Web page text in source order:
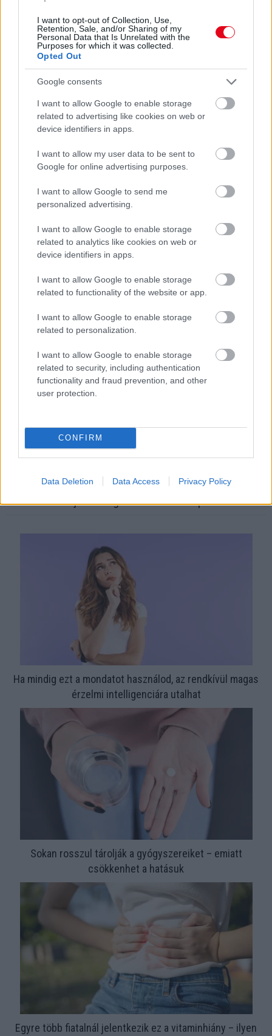
I want to opt-out of Collection, Use,
Retention, Sale, and/or Sharing of my
Personal Data that Is Unrelated with the
Purposes for which it was collected.
Opted Out
Google consents
I want to allow Google to enable storage
related to advertising like cookies on web or
device identifiers in apps.
I want to allow my user data to be sent to
Google for online advertising purposes.
I want to allow Google to send me
personalized advertising.
I want to allow Google to enable storage
related to analytics like cookies on web or
device identifiers in apps.
I want to allow Google to enable storage
related to functionality of the website or app.
I want to allow Google to enable storage
related to personalization.
I want to allow Google to enable storage
related to security, including authentication
functionality and fraud prevention, and other
user protection.
CONFIRM
Data Deletion Data Access Privacy Policy
07. 31.
EZZEL LOCSOLD HETENTE EGYSZER: KÉTSZER
ANNYI VIRÁGOT HOZ MAJD A MUSKÁTLI, HA EZT CSINÁLOD
Ettől lesz a tiéd a leggyönyörűbb muskátli a környéken
24 ÓRA TOVÁBBI HÍREI
24 óra
Ezért párásodik be állandóan az ablak – egyszerűbb a
megoldás, mint gondolnád
Nem ecettel és nem szódabikarbónával: ezzel lesz
újra csillogó a vízköves csap
Ha mindig ezt a mondatot használod, az rendkívül magas
érzelmi intelligenciára utalhat
Sokan rosszul tárolják a gyógyszereiket – emiatt
csökkenhet a hatásuk
Egyre több fiatalnál jelentkezik ez a vitaminhiány – ilyen